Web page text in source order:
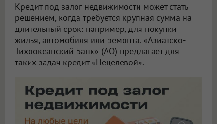
Кредит под залог недвижимости может стать
решением, когда требуется крупная сумма на
длительный срок: например, для покупки
жилья, автомобиля или ремонта. «Азиатско-
Тихоокеанский Банк» (АО) предлагает для
таких задач кредит «Нецелевой».